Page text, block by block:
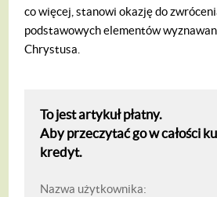
co więcej, stanowi okazję do
podstawowych elementów
Chrystusa.
To jest artykuł płatny.
Aby przeczytać go w całości
kredyt.
Nazwa użytkownika: